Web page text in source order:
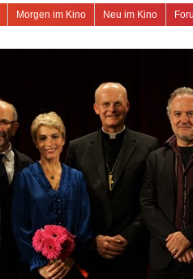
Neu im Kino
Morgen im Kino